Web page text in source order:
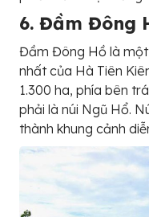
6. Đầm Đông
Đầm Đông Hồ là một
nhất của Hà Tiên
1.300 ha, phía bên
phải là núi Ngũ Hổ.
thành khung cảnh